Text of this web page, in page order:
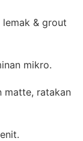
lemak & grout
mikro.
matte, ratakan